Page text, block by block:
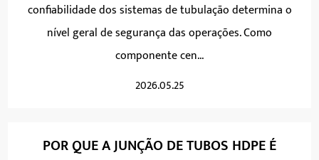
confiabilidade dos sistemas de tubulação determina o
nível geral de segurança das operações. Como
componente cen...
2026.05.25
POR QUE A JUNÇÃO DE TUBOS HDPE É